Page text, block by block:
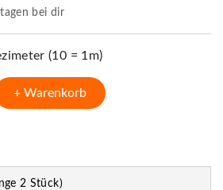
bei dir
(10 = 1m)
+ Warenkorb
2 Stück)